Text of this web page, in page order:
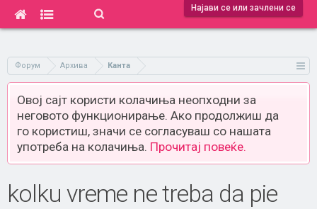
Најави се или зачлени се
Форум Архива Канта
Овој сајт користи колачиња неопходни за
неговото функционирање. Ако продолжиш да
го користиш, значи се согласуваш со нашата
употреба на колачиња. Прочитај повеќе.
kolku vreme ne treba da pie